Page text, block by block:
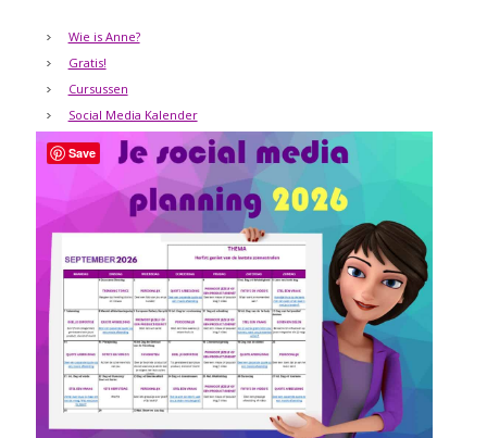
Wie is Anne?
Gratis!
Cursussen
Social Media Kalender
Save